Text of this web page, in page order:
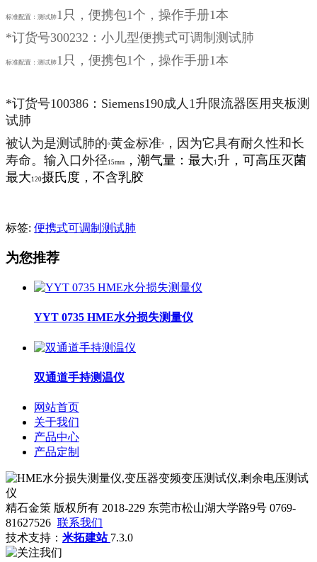
标准配置：测试肺1只，便携包1个，操作手册1本
*订货号300232：小儿型便携式可调制测试肺
标准配置：测试肺1只，便携包1个，操作手册1本
*订货号100386：Siemens190成人1升限流器医用夹板测
试肺
被认为是测试肺的“黄金标准”
，因为它具有耐久性和长
寿命。输入口外径 15mm ，潮气量：最大 1 升，可高压灭菌
最大 120摄氏度，不含乳胶
标签: 便携式可调制测试肺
为您推荐
YYT 0735 HME水分损失测量仪
双通道手持测温仪
网站首页
关于我们
产品中心
产品定制
精石金策 版权所有 2018-229 东莞市松山湖大学路9号 0769-
81627526 联系我们
技术支持： 米拓建站 7.3.0